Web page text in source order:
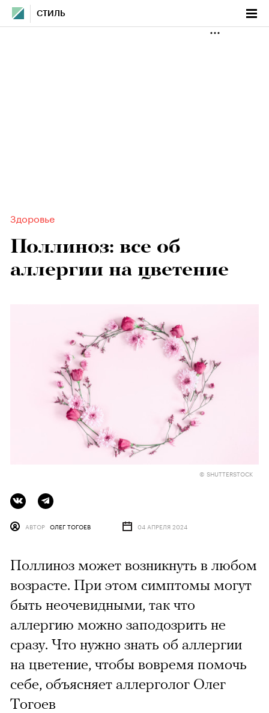
СТИЛЬ
Здоровье
Поллиноз: все об
аллергии на цветение
© SHUTTERSTOCK
АВТОР ОЛЕГ ТОГОЕВ 04 АПРЕЛЯ 2024
Поллиноз может возникнуть в любом
возрасте. При этом симптомы могут
быть неочевидными, так что
аллергию можно заподозрить не
сразу. Что нужно знать об аллергии
на цветение, чтобы вовремя помочь
себе, объясняет аллерголог Олег
Тогоев